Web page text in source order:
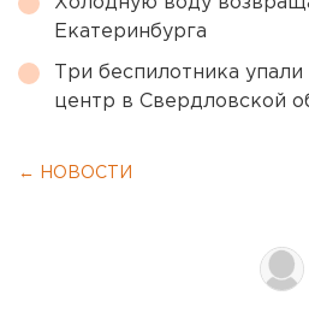
Екатеринбурга
Три беспилотника
центр в Свердловской
← НОВОСТИ